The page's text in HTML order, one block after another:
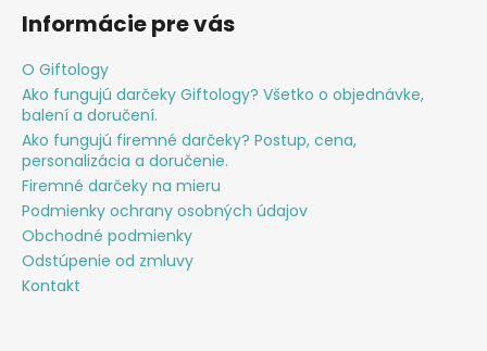
Informácie pre vás
O Giftology
Ako fungujú darčeky Giftology? Všetko o objednávke,
balení a doručení.
Ako fungujú firemné darčeky? Postup, cena,
personalizácia a doručenie.
Firemné darčeky na mieru
Podmienky ochrany osobných údajov
Obchodné podmienky
Odstúpenie od zmluvy
Kontakt